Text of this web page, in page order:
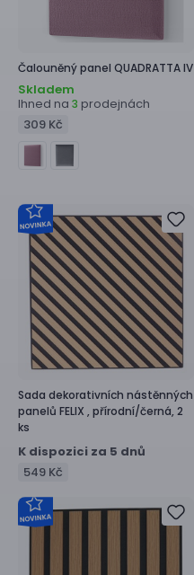
Čalouněný panel QUADRATTA IV
Skladem
Ihned na 3 prodejnách
309 Kč
Sada dekorativních nástěnných
panelů FELIX , přírodní/černá, 2
ks
K dispozici za 5 dnů
549 Kč